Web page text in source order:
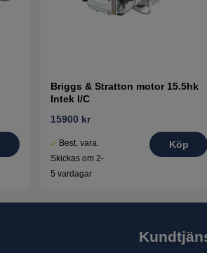
Briggs & Stratton motor 15.5hk
Intek I/C
15900 kr
Best. vara.
Skickas om 2-
5 vardagar
Köp